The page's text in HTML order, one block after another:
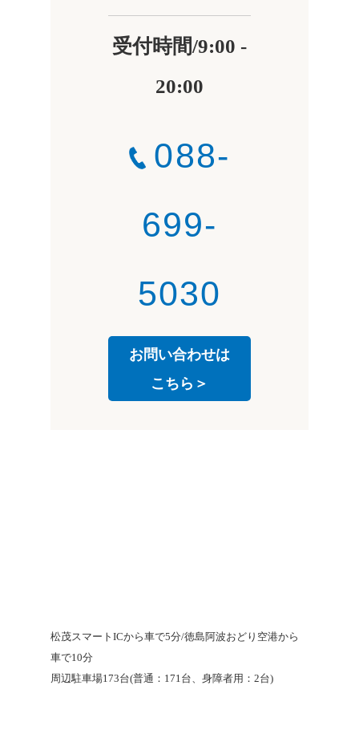
受付時間/9:00 -
20:00
088-
699-
5030
お問い合わせは
こちら＞
松茂スマートICから車で5分/徳島阿波おどり空港から
車で10分
周辺駐車場173台(普通：171台、身障者用：2台)